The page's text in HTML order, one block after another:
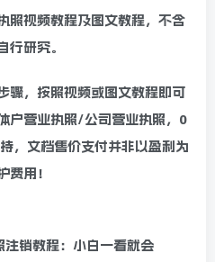
照视频教程及图文教程，不含
行研究。
骤，按照视频或图文教程即可
户营业执照/公司营业执照，0
，文档售价支付并非以盈利为
费用！
销教程：小白一看就会